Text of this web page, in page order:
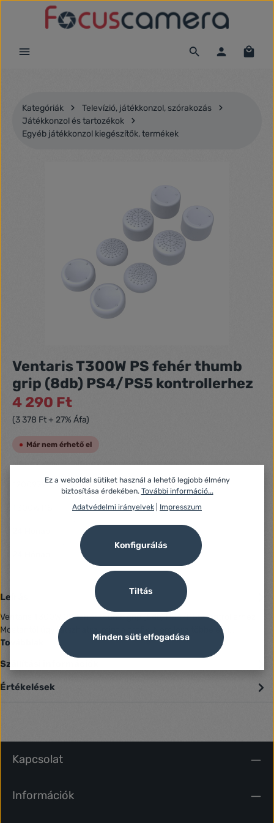
Ugrás a fő tartalomra
Kategóriák
Televízió, játékkonzol, szórakozás
Játékkonzol és tartozékok
Egyéb játékkonzol kiegészítők, termékek
Ventaris T300W PS fehér thumb
grip (8db) PS4/PS5 kontrollerhez
4 290 Ft
(3 378 Ft + 27% Áfa)
Már nem érhető el
1200979
Jótállás (Jogi személy):
Leírás
Ventaris T300W PS fehér thumb grip (8db) PS4/PS5 kontrollerhez
Mostantól úgy játszhatsz, mint a profik. Nem lesz többé elhi…
Továbbiak
Szállítási információk
Értékelések
Kapcsolat
Információk
Ez a weboldal sütiket használ a lehető legjobb élmény
biztosítása érdekében. További információ...
Adatvédelmi irányelvek
Impresszum
Tiltás
Konfigurálás
Minden süti elfogadása